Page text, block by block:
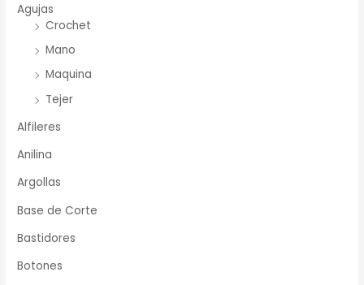
Agujas
Crochet
Mano
Maquina
Tejer
Alfileres
Anilina
Argollas
Base de Corte
Bastidores
Botones